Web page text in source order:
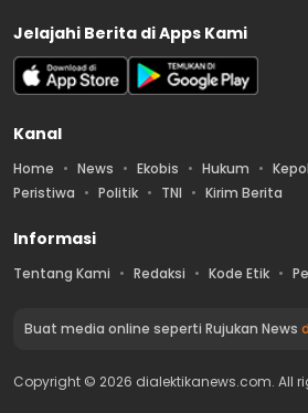
Jelajahi Berita di Apps Kami
Kanal
Home News Ekobis Hukum
Peristiwa
Politik TNI Kirim Berita
Informasi
Tentang Kami Redaksi Kode Etik
Buat media online seperti Rujukan News
Copyright © 2026 dialektikanews.com. All